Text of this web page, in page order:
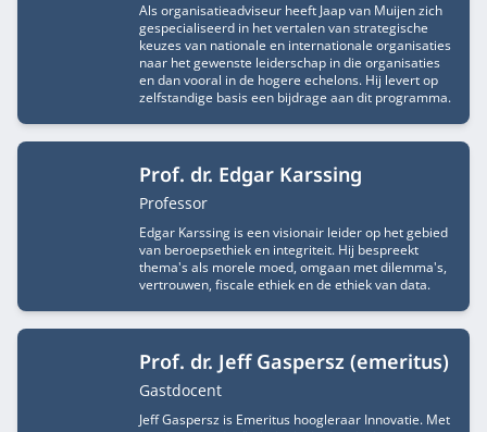
Als organisatieadviseur heeft Jaap van Muijen zich
gespecialiseerd in het vertalen van strategische
keuzes van nationale en internationale organisaties
naar het gewenste leiderschap in die organisaties
en dan vooral in de hogere echelons. Hij levert op
zelfstandige basis een bijdrage aan dit programma.
Prof. dr. Edgar Karssing
Functietitel
Professor
Edgar Karssing is een visionair leider op het gebied
van beroepsethiek en integriteit. Hij bespreekt
thema's als morele moed, omgaan met dilemma's,
vertrouwen, fiscale ethiek en de ethiek van data.
Prof. dr. Jeff Gaspersz (emeritus)
Functietitel
Gastdocent
Jeff Gaspersz is Emeritus hoogleraar Innovatie. Met